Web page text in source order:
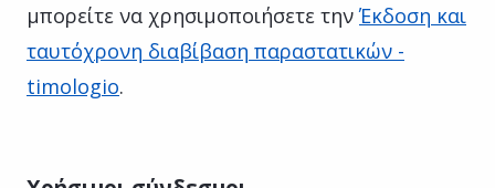
μπορείτε να χρησιμοποιήσετε τηνΈκδοση και
ταυτόχρονη διαβίβαση παραστατικών -
timologio.